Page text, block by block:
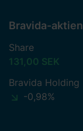
Bravida-aktien
Share
131,00 SEK
Bravida Holding
-0,98%